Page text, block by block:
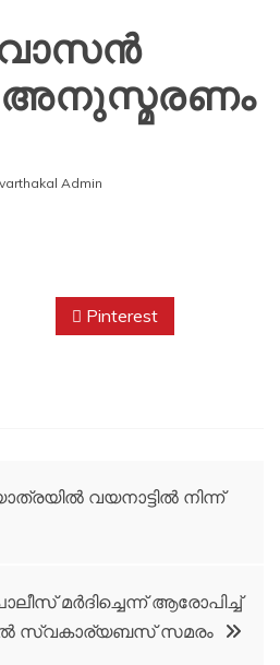
Admin
Pinterest
വയനാട്ടിൽ നിന്ന്
മർദിച്ചെന്ന് ആരോപിച്ച്
സ്വകാര്യബസ് സമരം